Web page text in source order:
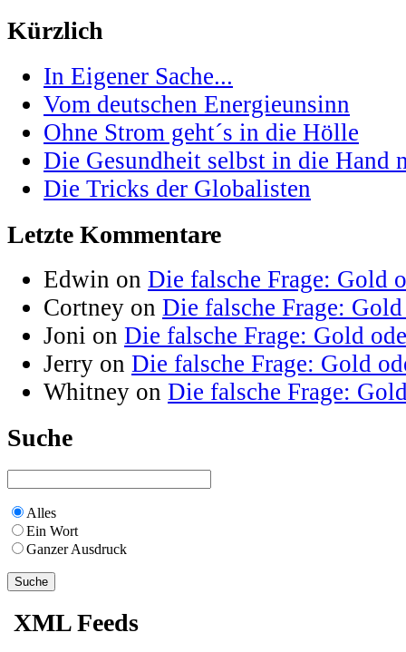
Kürzlich
In Eigener Sache...
Vom deutschen Energieunsinn
Ohne Strom geht´s in die Hölle
Die Gesundheit selbst in die Hand
Die Tricks der Globalisten
Letzte Kommentare
Edwin on Die falsche Frage: Gold
Cortney on Die falsche Frage:
Joni on Die falsche Frage: Gold
Jerry on Die falsche Frage: Gold
Whitney on Die falsche Frage:
Suche
Alles
Ein Wort
Ganzer Ausdruck
XML Feeds